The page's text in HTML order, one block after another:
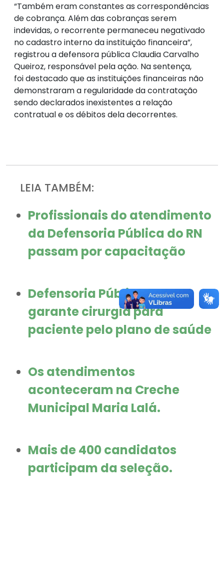
“Também eram constantes as correspondências
de cobrança. Além das cobranças serem
indevidas, o recorrente permaneceu negativado
no cadastro interno da instituição financeira”,
registrou a defensora pública Claudia Carvalho
Queiroz, responsável pela ação. Na sentença,
foi destacado que as instituições financeiras não
demonstraram a regularidade da contratação
sendo declarados inexistentes a relação
contratual e os débitos dela decorrentes.
LEIA TAMBÉM:
Profissionais do atendimento
da Defensoria Pública do RN
passam por capacitação
Defensoria Pública do RN
garante cirurgia para
paciente pelo plano de saúde
Os atendimentos
aconteceram na Creche
Municipal Maria Lalá.
Mais de 400 candidatos
participam da seleção.